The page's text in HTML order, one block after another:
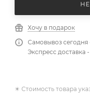
Хочу в подарок
Самовывоз сегодня
Экспресс доставка
✴️ Стоимость товара